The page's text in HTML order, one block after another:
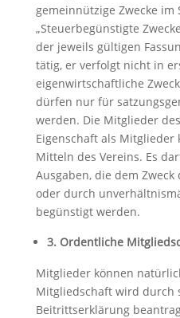
gemeinnützige Zwecke im
„Steuerbegünstigte
der jeweils gültigen
tätig, er verfolgt nicht in
eigenwirtschaftliche
dürfen nur für
werden. Die Mitglieder
Eigenschaft als Mitglieder
Mitteln des Vereins. Es
Ausgaben, die dem
oder durch
begünstigt werden.
3. Ordentliche
Mitglieder können
Mitgliedschaft wird durch
Beitrittserklärung